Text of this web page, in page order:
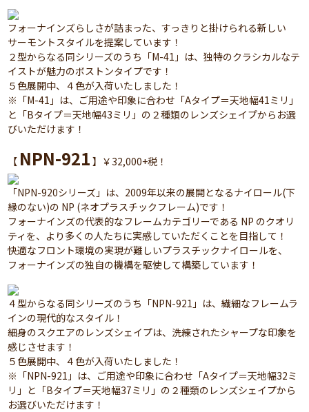
フォーナインズらしさが詰まった、すっきりと掛けられる新しい
サーモントスタイルを提案しています！
２型からなる同シリーズのうち「M-41」は、独特のクラシカルなテ
イストが魅力のボストンタイプです！
５色展開中、４色が入荷いたしました！
※「M-41」は、ご用途や印象に合わせ「Aタイプ＝天地幅41ミリ」
と「Bタイプ＝天地幅43ミリ」の２種類のレンズシェイプからお選
びいただけます！
【 NPN-921 】￥32,000+税！
「NPN-920シリーズ」は、2009年以来の展開となるナイロール(下
縁のない)の NP (ネオプラスチックフレーム)です！
フォーナインズの代表的なフレームカテゴリーである NP のクオリ
ティを、より多くの人たちに実感していただくことを目指して！
快適なフロント環境の実現が難しいプラスチックナイロールを、
フォーナインズの独自の機構を駆使して構築しています！
４型からなる同シリーズのうち「NPN-921」は、繊細なフレームラ
インの現代的なスタイル！
細身のスクエアのレンズシェイプは、洗練されたシャープな印象を
感じさせます！
５色展開中、４色が入荷いたしました！
※「NPN-921」は、ご用途や印象に合わせ「Aタイプ＝天地幅32ミ
リ」と「Bタイプ＝天地幅37ミリ」の２種類のレンズシェイプから
お選びいただけます！